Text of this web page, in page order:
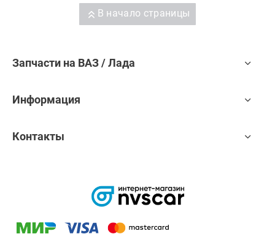
В начало страницы
Запчасти на ВАЗ / Лада
Информация
Контакты